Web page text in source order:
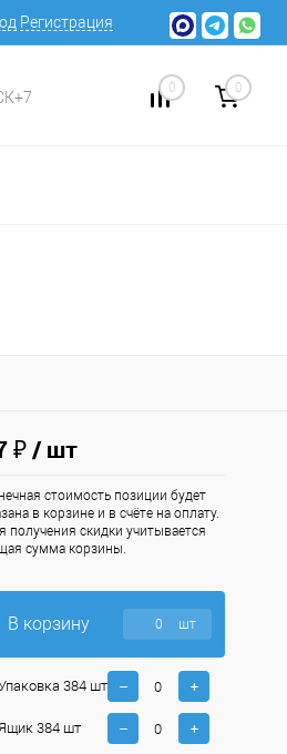
Регистрация
0 0
₽/ шт
стоимость позиции будет
в корзине и в счёте на оплату.
получения скидки учитывается
сумма корзины.
В корзину шт
384 шт
384 шт